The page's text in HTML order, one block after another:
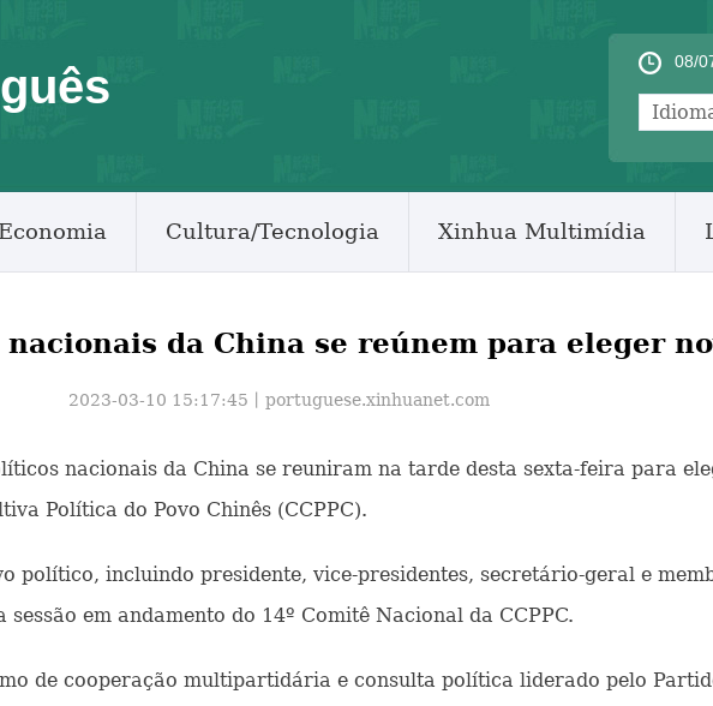
08/
Economia Cultura/Tecnologia Xinhua Multimídia
da China se reúnem para eleger
2023-03-10 15:17:45丨 portuguese.xinhuanet.com
nacionais da China se reuniram na tarde desta sexta-feira para
Política do Povo Chinês (CCPPC).
político, incluindo presidente, vice-presidentes, secretário-geral e
em andamento do 14º Comitê Nacional da CCPPC.
de cooperação multipartidária e consulta política liderado pelo